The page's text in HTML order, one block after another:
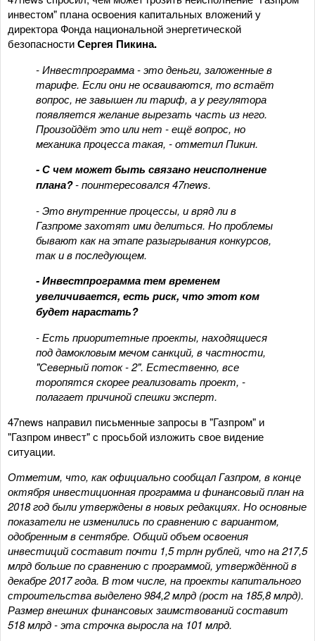
инвестом" плана освоения капитальных вложений у
директора Фонда национальной энергетической
безопасностиСергея Пикина.
- Инвестпрограмма - это деньги, заложенные в
тарифе. Если они не осваиваются, то встаёт
вопрос, не завышен ли тариф, а у регулятора
появляется желание вырезать часть из него.
Произойдёт это или нет - ещё вопрос, но
механика процесса такая, - отметил Пикин.
- С чем может быть связано неисполнение
плана?- поинтересовался 47news.
- Это внутренние процессы, и вряд ли в
Газпроме захотят ими делиться. Но проблемы
бывают как на этапе разыгрывания конкурсов,
так и в последующем.
- Инвестпрограмма тем временем
увеличивается, есть риск, что этот ком
будет нарастать?
- Есть приоритетные проекты, находящиеся
под дамокловым мечом санкций, в частности,
"Северный поток - 2". Естественно, все
торопятся скорее реализовать проект, -
полагает причиной спешки эксперт.
47news направил письменные запросы в "Газпром" и
"Газпром инвест" с просьбой изложить свое видение
ситуации.
Отметим, что, как официально сообщал Газпром, в конце
октября инвестиционная программа и финансовый план на
2018 год были утверждены в новых редакциях. Но основные
показатели не изменились по сравнению с вариантом,
одобренным в сентябре. Общий объем освоения
инвестиций составит почти 1,5 трлн рублей, что на 217,5
млрд больше по сравнению с программой, утверждённой в
декабре 2017 года. В том числе, на проекты капитального
строительства выделено 984,2 млрд (рост на 185,8 млрд).
Размер внешних финансовых заимствований составит
518 млрд - эта строчка выросла на 101 млрд.